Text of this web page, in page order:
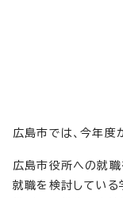
広島市では、今年度
広島市役所への就職
就職を検討してい